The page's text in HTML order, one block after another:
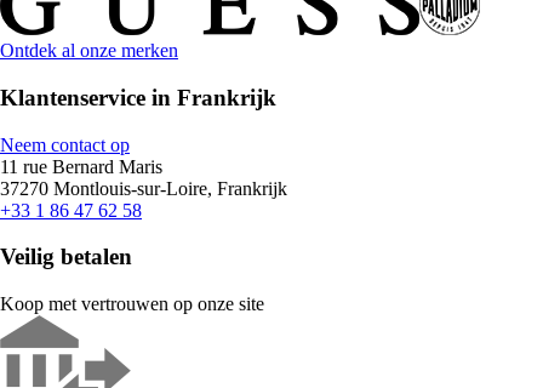
Ontdek al onze merken
Klantenservice in Frankrijk
Neem contact op
11 rue Bernard Maris
37270 Montlouis-sur-Loire, Frankrijk
+33 1 86 47 62 58
Veilig betalen
Koop met vertrouwen op onze site